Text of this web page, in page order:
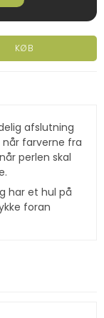
KØB
afslutning
når farverne fra
perlen skal
har et hul på
foran